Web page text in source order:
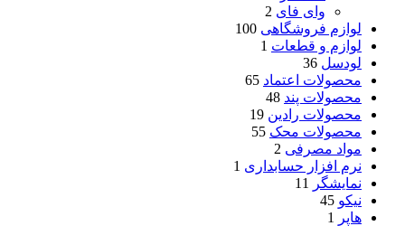
وای فای 2
لوازم فروشگاهی 100
لوازم و قطعات 1
لودسل 36
محصولات اعتماد 65
محصولات پند 48
محصولات رادین 19
محصولات محک 55
مواد مصرفی 2
نرم افزار حسابداری 1
نمایشگر
11
نیکو 45
هاپر
1